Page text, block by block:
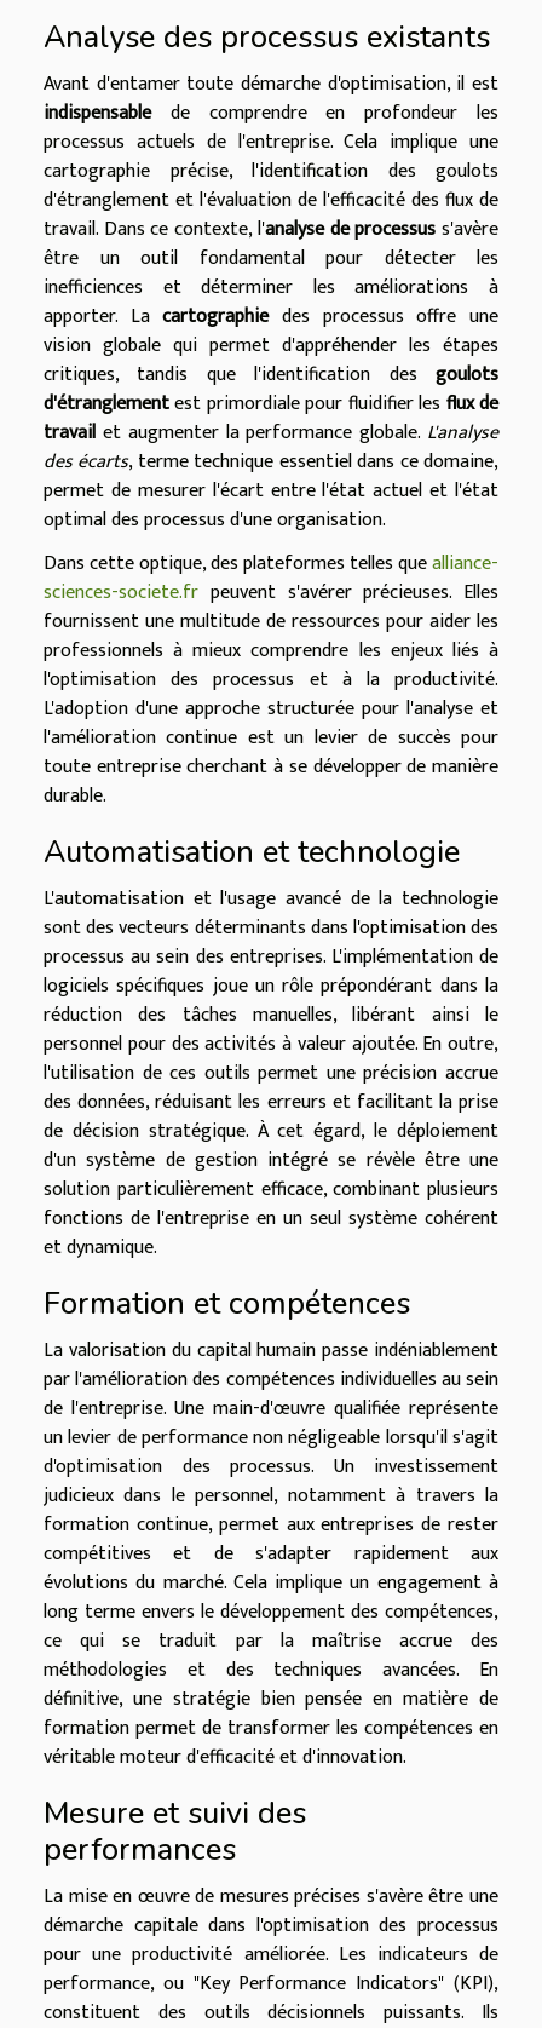
Analyse des processus existants
Avant d'entamer toute démarche d'optimisation, il est
indispensablede comprendre en profondeur les
processus actuels de l'entreprise. Cela implique une
cartographie précise, l'identification des goulots
d'étranglement et l'évaluation de l'efficacité des flux de
travail. Dans ce contexte, l'analyse de processuss'avère
être un outil fondamental pour détecter les
inefficiences et déterminer les améliorations à
apporter. Lacartographiedes processus offre une
vision globale qui permet d'appréhender les étapes
critiques, tandis que l'identification des goulots
d'étranglementest primordiale pour fluidifier les flux de
travail et augmenter la performance globale. L'analyse
des écarts, terme technique essentiel dans ce domaine,
permet de mesurer l'écart entre l'état actuel et l'état
optimal des processus d'une organisation.
Dans cette optique, des plateformes telles quealliance-
sciences-societe.fr peuvent s'avérer précieuses. Elles
fournissent une multitude de ressources pour aider les
professionnels à mieux comprendre les enjeux liés à
l'optimisation des processus et à la productivité.
L'adoption d'une approche structurée pour l'analyse et
l'amélioration continue est un levier de succès pour
toute entreprise cherchant à se développer de manière
durable.
Automatisation et technologie
L'automatisation et l'usage avancé de la technologie
sont des vecteurs déterminants dans l'optimisation des
processus au sein des entreprises. L'implémentation de
logiciels spécifiques joue un rôle prépondérant dans la
réduction des tâches manuelles, libérant ainsi le
personnel pour des activités à valeur ajoutée. En outre,
l'utilisation de ces outils permet une précision accrue
des données, réduisant les erreurs et facilitant la prise
de décision stratégique. À cet égard, le déploiement
d'un système de gestion intégré se révèle être une
solution particulièrement efficace, combinant plusieurs
fonctions de l'entreprise en un seul système cohérent
et dynamique.
Formation et compétences
La valorisation du capital humain passe indéniablement
par l'amélioration des compétences individuelles au sein
de l'entreprise. Une main-d'œuvre qualifiée représente
un levier de performance non négligeable lorsqu'il s'agit
d'optimisation des processus. Un investissement
judicieux dans le personnel, notamment à travers la
formation continue, permet aux entreprises de rester
compétitives et de s'adapter rapidement aux
évolutions du marché. Cela implique un engagement à
long terme envers le développement des compétences,
ce qui se traduit par la maîtrise accrue des
méthodologies et des techniques avancées. En
définitive, une stratégie bien pensée en matière de
formation permet de transformer les compétences en
véritable moteur d'efficacité et d'innovation.
Mesure et suivi des
performances
La mise en œuvre de mesures précises s'avère être une
démarche capitale dans l'optimisation des processus
pour une productivité améliorée. Les indicateurs de
performance, ou "Key Performance Indicators" (KPI),
constituent des outils décisionnels puissants. Ils